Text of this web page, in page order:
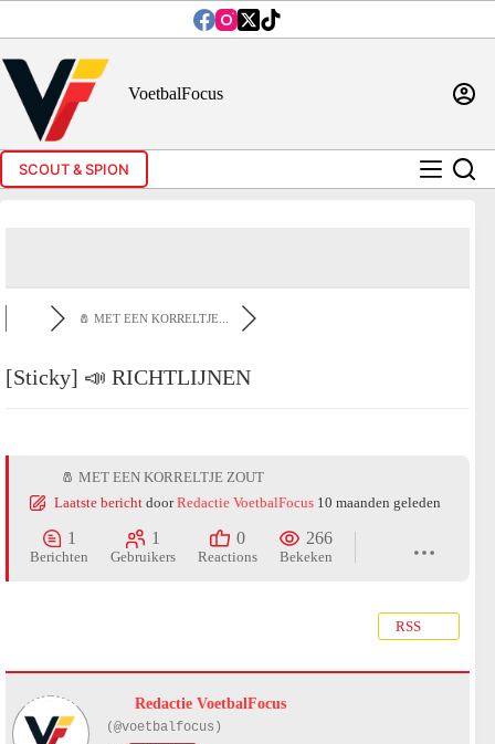
inhoud
VoetbalFocus
SCOUT & SPION
🧂 MET EEN KORRELTJE...
[Sticky] 📣 RICHTLIJNEN
🧂 MET EEN KORRELTJE ZOUT
Laatste bericht door Redactie VoetbalFocus 10 maanden geleden
1
Berichten
1
Gebruikers
0
Reactions
266
Bekeken
RSS
Redactie VoetbalFocus
(@voetbalfocus)